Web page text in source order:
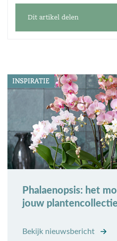
Dit artikel delen
INSPIRATIE
Phalaenopsis: het
jouw plantencollectie
Bekijk nieuwsbericht